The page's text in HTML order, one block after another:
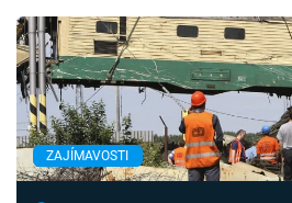
ZAJÍMAVOSTI